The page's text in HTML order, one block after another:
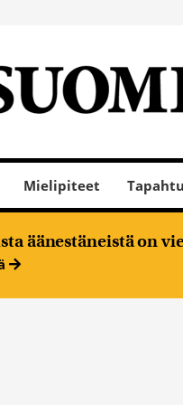
Mielipiteet
äänestäneistä on